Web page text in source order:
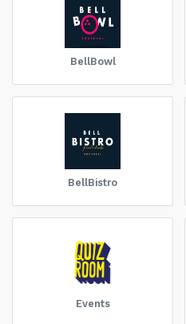
BellBowl
BellBistro
Events